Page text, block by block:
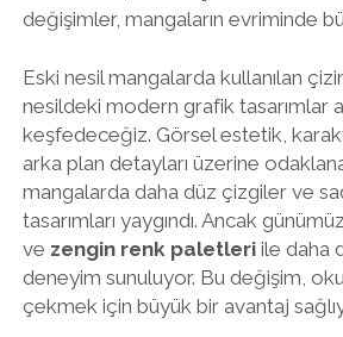
değişimler, mangaların evriminde
Eski nesil mangalarda kullanılan
nesildeki modern grafik tasarımlar
keşfedeceğiz. Görsel estetik,
arka plan detayları üzerine
mangalarda daha düz çizgiler ve
tasarımları yaygındı. Ancak
ve zengin renk paletleriile daha
deneyim sunuluyor. Bu değişim,
çekmek için büyük bir avantaj